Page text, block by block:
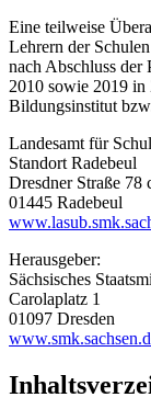
Eine teilweise
Lehrern der
nach Abschluss der
2010 sowie 2019 in
Bildungsinstitut
Landesamt für
Standort Radebeul
Dresdner Straße 78
01445 Radebeul
Herausgeber:
Sächsisches
Carolaplatz 1
01097 Dresden